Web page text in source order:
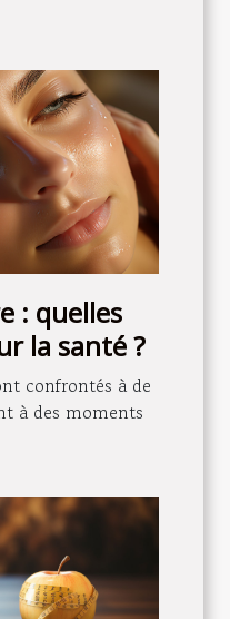
: quelles
la santé ?
confrontés à de
à des moments